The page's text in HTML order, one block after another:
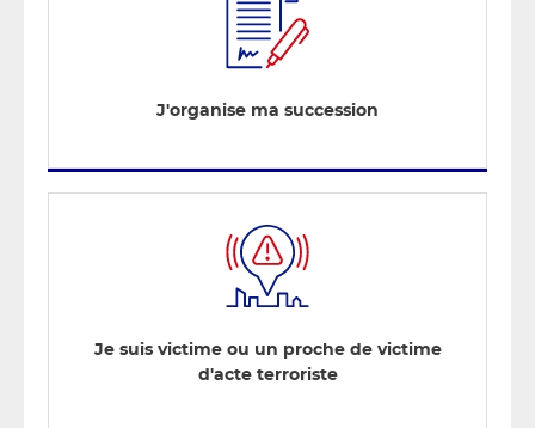
J'organise ma succession
Je suis victime ou un proche de victime
d'acte terroriste